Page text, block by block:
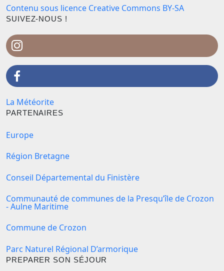
Contenu sous licence Creative Commons BY-SA
SUIVEZ-NOUS !
La Météorite
PARTENAIRES
Europe
Région Bretagne
Conseil Départemental du Finistère
Communauté de communes de la Presqu’île de Crozon
- Aulne Maritime
Commune de Crozon
Parc Naturel Régional D’armorique
PREPARER SON SÉJOUR